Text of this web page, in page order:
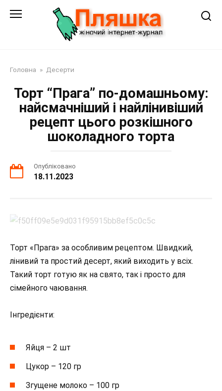
Головна » Десерти
Торт “Прага” по-домашньому:
найсмачніший і найлінивіший
рецепт цього розкішного
шоколадного торта
Опубліковано
18.11.2023
Торт «Прага» за особливим рецептом. Швидкий,
лінивий та простий десерт, який виходить у всіх.
Такий торт готую як на свято, так і просто для
сімейного чаювання.
Інгредієнти:
Яйця – 2 шт
Цукор – 120 гр
Згущене молоко – 100 гр